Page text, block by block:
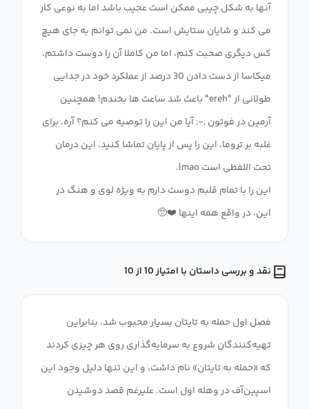
آنها به شکل چیبی ممکن است عجیب باشد اما به نوعی کار
می کند و شایان ستایش است. من نمی توانم به جای هیچ
کس دیگری صحبت کنم، اما من کاملا آن را دوست داشتم.
میکاسا از دست دادن 30 درصد از عملکرد خود در جدایی
طولانی از "ereh" باعث شد ساعت ها بخندم! همچنین
آرمین در فوتون ;-; آیا من این را توصیه می کنم؟ آره. برای
غلبه بر تروما، این را پس از پایان تماشا کنید، این درمان
این را با تمام قلبم دوست دارم به ویژه لوی و هنگ در
این. در واقع همه اینها ❤️🥺
نقد و بررسی داستان با امتیاز 10 از 10
فصل اول حمله به تایتان بسیار محبوب شد، بنابراین
تهیه‌کنندگان شروع به سرمایه‌گذاری روی هر چیزی کردند
که «حمله به تایتان» نام داشت، و این تنها دلیل وجود این
اسپین‌آف در وهله اول است. علیرغم قصد دوشیدن